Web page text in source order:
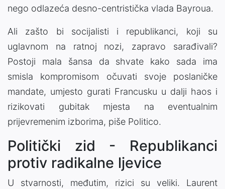
nego odlazeća desno-centristička vlada Bayroua.
Ali zašto bi socijalisti i republikanci, koji su
uglavnom na ratnoj nozi, zapravo sarađivali?
Postoji mala šansa da shvate kako sada ima
smisla kompromisom očuvati svoje poslaničke
mandate, umjesto gurati Francusku u dalji haos i
rizikovati gubitak mjesta na eventualnim
prijevremenim izborima, piše Politico.
Politički zid - Republikanci
protiv radikalne ljevice
U stvarnosti, međutim, rizici su veliki. Laurent